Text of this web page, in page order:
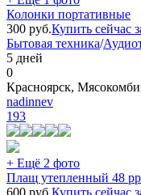
Колонки портативные
300 руб.Купить сейчас
Бытовая техника/
5 дней
0
Красноярск,
nadinnev
193
+ Ещё 2 фото
Плащ утепленный 48 рр
600 руб.Купить сейчас